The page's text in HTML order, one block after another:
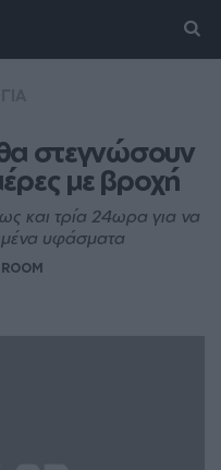
στεγνώσουν
με βροχή
και τρία 24ωρα για να
υφάσματα